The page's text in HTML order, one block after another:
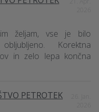
željam, vse je bilo
Korektna
in zelo lepa končna
PETROTEK